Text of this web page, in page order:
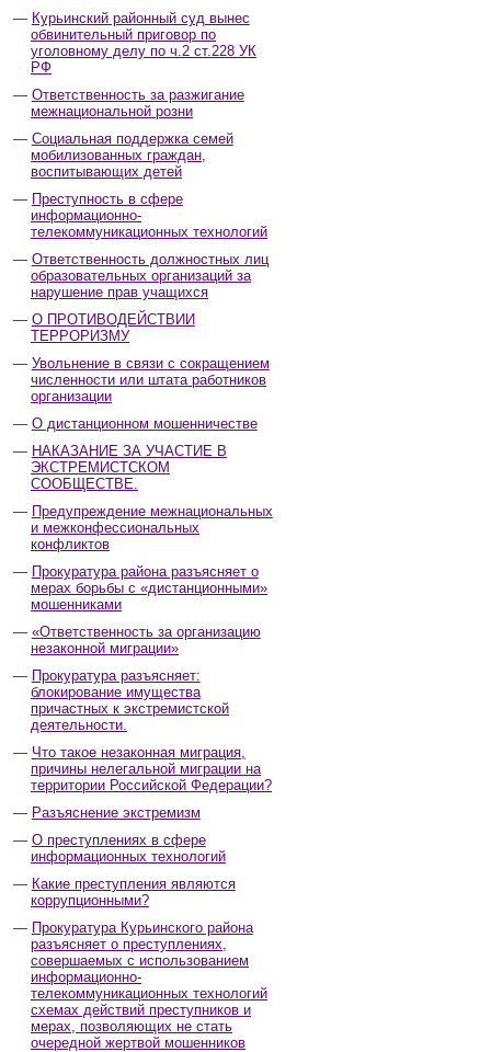
Курьинский районный суд вынес
обвинительный приговор по
уголовному делу по ч.2 ст.228 УК
РФ
Ответственность за разжигание
межнациональной розни
Социальная поддержка семей
мобилизованных граждан,
воспитывающих детей
Преступность в сфере
информационно-
телекоммуникационных технологий
Ответственность должностных лиц
образовательных организаций за
нарушение прав учащихся
О ПРОТИВОДЕЙСТВИИ
ТЕРРОРИЗМУ
Увольнение в связи с сокращением
численности или штата работников
организации
О дистанционном мошенничестве
НАКАЗАНИЕ ЗА УЧАСТИЕ В
ЭКСТРЕМИСТСКОМ
СООБЩЕСТВЕ.
Предупреждение межнациональных
и межконфессиональных
конфликтов
Прокуратура района разъясняет о
мерах борьбы с «дистанционными»
мошенниками
«Ответственность за организацию
незаконной миграции»
Прокуратура разъясняет:
блокирование имущества
причастных к экстремистской
деятельности.
Что такое незаконная миграция,
причины нелегальной миграции на
территории Российской Федерации?
Разъяснение экстремизм
О преступлениях в сфере
информационных технологий
Какие преступления являются
коррупционными?
Прокуратура Курьинского района
разъясняет о преступлениях,
совершаемых с использованием
информационно-
телекоммуникационных технологий
схемах действий преступников и
мерах, позволяющих не стать
очередной жертвой мошенников